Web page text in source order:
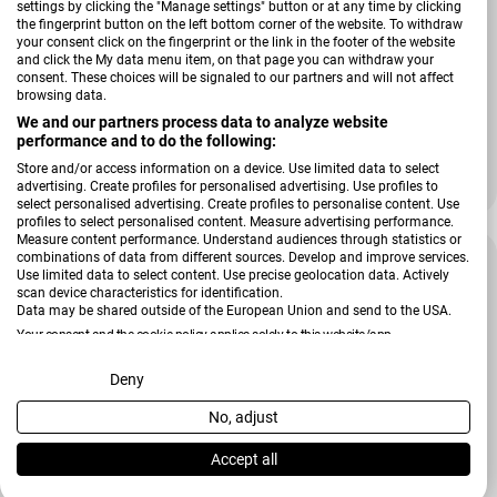
settings by clicking the "Manage settings" button or at any time by clicking
the fingerprint button on the left bottom corner of the website. To withdraw
your consent click on the fingerprint or the link in the footer of the website
and click the My data menu item, on that page you can withdraw your
consent. These choices will be signaled to our partners and will not affect
browsing data.
We and our partners process data to analyze website
performance and to do the following:
Store and/or access information on a device. Use limited data to select
advertising. Create profiles for personalised advertising. Use profiles to
select personalised advertising. Create profiles to personalise content. Use
profiles to select personalised content. Measure advertising performance.
Measure content performance. Understand audiences through statistics or
combinations of data from different sources. Develop and improve services.
Use limited data to select content. Use precise geolocation data. Actively
scan device characteristics for identification.
Data may be shared outside of the European Union and send to the USA.
Your consent and the cookie policy applies solely to this website/app.
View Partner List (2 IAB Vendors)
We use your data for the following purposes:
IAB processing purposes:
Deny
No, adjust
Accept all
Zuckerdose Amina
Verkäufer:
Seltmann Weiden
Verkaufspreis
19,90 €
Regulärer Preis
31,30 €
-15 %